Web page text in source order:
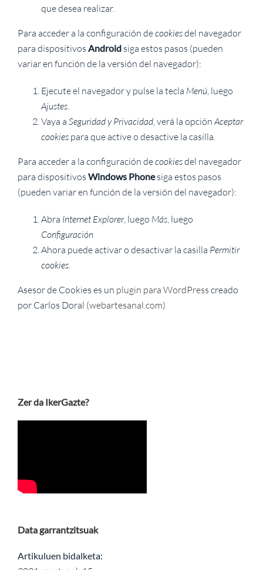
que desea realizar.
Para acceder a la configuración decookiesdel navegador
para dispositivos Android siga estos pasos (pueden
variar en función de la versión del navegador):
Ejecute el navegador y pulse la tecla Menú, luego
Ajustes.
Vaya a Seguridad y Privacidad, verá la opciónAceptar
cookies para que active o desactive la casilla.
Para acceder a la configuración decookiesdel navegador
para dispositivos Windows Phonesiga estos pasos
(pueden variar en función de la versión del navegador):
Abra Internet Explorer, luego Más, luego
Configuración
Ahora puede activar o desactivar la casilla Permitir
cookies.
Asesor de Cookies es un plugin para WordPress creado
por Carlos Doral (webartesanal.com)
Zer da IkerGazte?
Data garrantzitsuak
Artikuluen bidalketa: